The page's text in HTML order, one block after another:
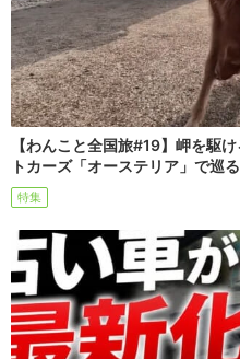
【わんこと全国旅#19】岬を駆
トカーズ「オーステリア」で巡
特集